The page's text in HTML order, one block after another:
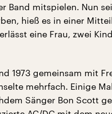
Band mitspielen. Nun
hieß es in einer
eine Frau, zwei
1973 gemeinsam mit
mehrfach. Einige
Sänger Bon Scott